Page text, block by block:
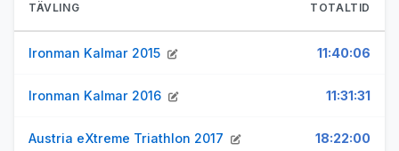
TÄVLING TOTALTID
Ironman Kalmar 2015 11:40:06
Ironman Kalmar 2016 11:31:31
Austria eXtreme Triathlon 2017 18:22:00